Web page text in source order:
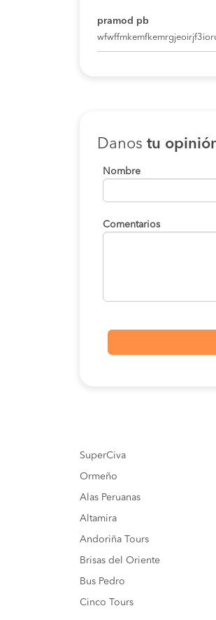
pramod pb
Danos tu
Nombre
Comentarios
SuperCiva
Ormeño
Alas Peruanas
Altamira
Andoriña Tours
Brisas del Oriente
Bus Pedro
Cinco Tours